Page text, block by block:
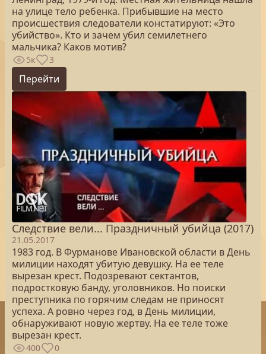
на улице тело ребенка. Прибывшие на место
происшествия следователи констатируют: «Это
убийство». Кто и зачем убил семилетнего
мальчика? Каков мотив?
5к 3
Перейти
Следствие вели... Праздничный убийца (2017)
21.05.2017
1983 год. В Фурманове Ивановской области в День
милиции находят убитую девушку. На ее теле
вырезан крест. Подозревают сектантов,
подростковую банду, уголовников. Но поиски
преступника по горячим следам не приносят
успеха. А ровно через год, в День милиции,
обнаруживают новую жертву. На ее теле тоже
вырезан крест.
400 0